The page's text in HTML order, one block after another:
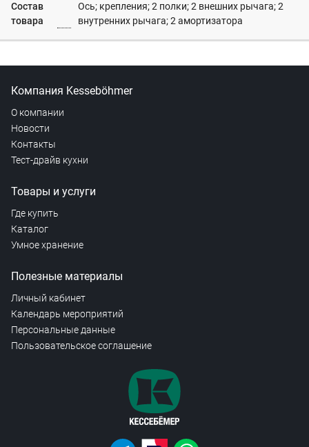
Состав
товара
Ось; крепления; 2 полки; 2 внешних рычага; 2
внутренних рычага; 2 амортизатора
Компания Kesseböhmer
О компании
Новости
Контакты
Тест-драйв кухни
Товары и услуги
Где купить
Каталог
Умное хранение
Полезные материалы
Личный кабинет
Календарь мероприятий
Персональные данные
Пользовательское соглашение